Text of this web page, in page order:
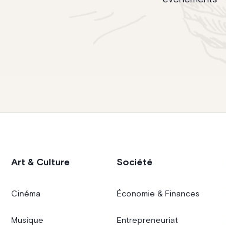
Art & Culture
Cinéma
Musique
Société
Économie & Finances
Entrepreneuriat